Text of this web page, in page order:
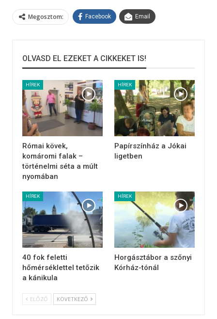
Megosztom: Facebook Email
OLVASD EL EZEKET A CIKKEKET IS!
HÍREK
Római kövek,
komáromi falak –
történelmi séta a múlt
nyomában
HÍREK
Papírszínház a Jókai
ligetben
HÍREK
40 fok feletti
hőmérséklettel tetőzik
a kánikula
HÍREK
Horgásztábor a szőnyi
Kórház-tónál
ELŐZŐ KÖVETKEZŐ